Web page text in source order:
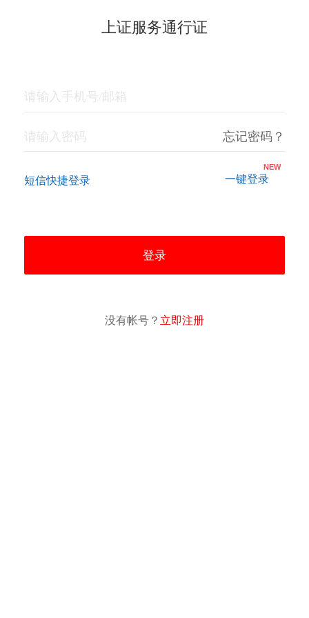
上证服务通行证
忘记密码？
短信快捷登录
NEW
登录
没有帐号？ 立即注册